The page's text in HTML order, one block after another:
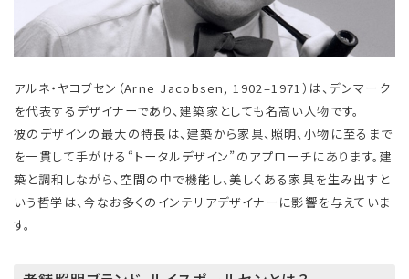
アルネ・ヤコブセン（Arne Jacobsen, 1902–1971）は、デンマーク
を代表するデザイナーであり、建築家としても名高い人物です。
彼のデザインの最大の特長は、建築から家具、照明、小物に至るまで
を一貫して手がける“トータルデザイン”のアプローチにあります。建
築と調和しながら、空間の中で機能し、美しくある家具を生み出すと
いう哲学は、今なお多くのインテリアデザイナーに影響を与えていま
す。